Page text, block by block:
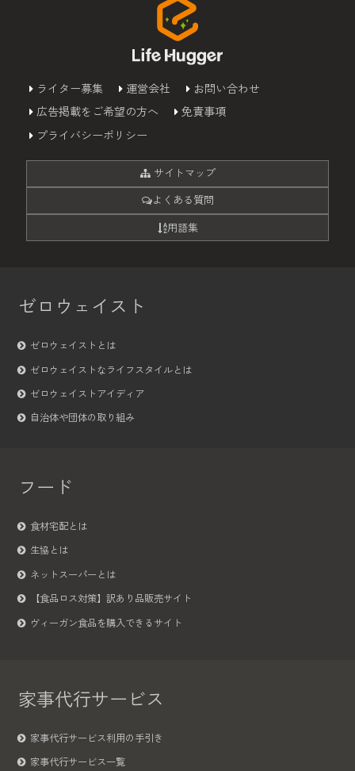
ライター募集 運営会社
お問い合わせ
広告掲載をご希望の方へ
免責事項
プライバシーポリシー
サイトマップ
よくある質問
用語集
ゼロウェイスト
ゼロウェイストとは
ゼロウェイストなライフスタイルとは
ゼロウェイストアイディア
自治体や団体の取り組み
フード
食材宅配とは
生協とは
ネットスーパーとは
【食品ロス対策】訳あり品販売サイト
ヴィーガン食品を購入できるサイト
家事代行サービス
家事代行サービス利用の手引き
家事代行サービス一覧